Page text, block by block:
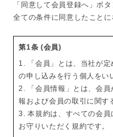
「同意して会員登録へ」ボ
全ての条件に同意したことに
第1条 (会員)
1. 「会員」とは、当社が
の申し込みを行う個人をい
2. 「会員情報」とは、会
報および会員の取引に関す
3. 本規約は、すべての会
お守りいただく規約です。